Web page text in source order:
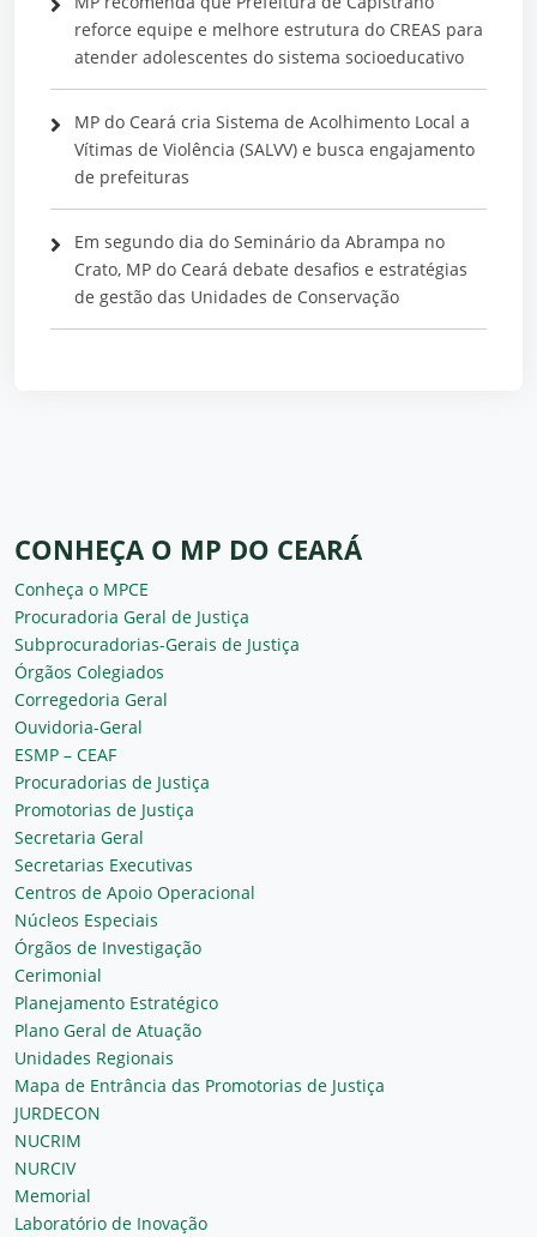
reforce equipe e melhore estrutura do CREAS para
atender adolescentes do sistema socioeducativo
MP do Ceará cria Sistema de Acolhimento Local a
Vítimas de Violência (SALVV) e busca engajamento
de prefeituras
Em segundo dia do Seminário da Abrampa no
Crato, MP do Ceará debate desafios e estratégias
de gestão das Unidades de Conservação
CONHEÇA O MP DO CEARÁ
Conheça o MPCE
Procuradoria Geral de Justiça
Subprocuradorias-Gerais de Justiça
Órgãos Colegiados
Corregedoria Geral
Ouvidoria-Geral
ESMP – CEAF
Procuradorias de Justiça
Promotorias de Justiça
Secretaria Geral
Secretarias Executivas
Centros de Apoio Operacional
Núcleos Especiais
Órgãos de Investigação
Cerimonial
Planejamento Estratégico
Plano Geral de Atuação
Unidades Regionais
Mapa de Entrância das Promotorias de Justiça
JURDECON
NUCRIM
NURCIV
Memorial
Laboratório de Inovação